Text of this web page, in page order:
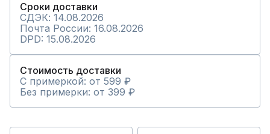
Сроки доставки
СДЭК: 14.08.2026
Почта России: 16.08.2026
DPD: 15.08.2026
Стоимость доставки
С примеркой: от 599 ₽
Без примерки: от 399 ₽